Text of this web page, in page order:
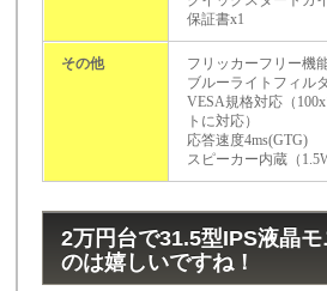
保証書x1
その他
フリッカーフリー機
ブルーライトフィル
VESA規格対応（
トに対応）
応答速度4ms(GTG)
スピーカー内蔵（
2万円台で31.5型IPS液晶
のは嬉しいですね！